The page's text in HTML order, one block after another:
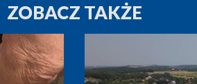
ZOBACZ TAKŻE